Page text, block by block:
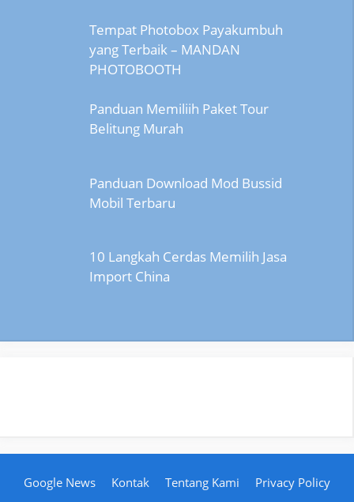
Tempat Photobox Payakumbuh
yang Terbaik – MANDAN
PHOTOBOOTH
Panduan Memiliih Paket Tour
Belitung Murah
Panduan Download Mod Bussid
Mobil Terbaru
10 Langkah Cerdas Memilih Jasa
Import China
Google News Kontak Tentang Kami Privacy Policy